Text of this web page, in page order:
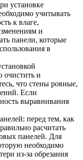
установке
учитывать
к влаге,
и
панели, которые
в
очистить и
что стены ровные,
Если
выравнивания
перед тем, как
расчитать
панелей. Для
необходимо
из-за обрезания